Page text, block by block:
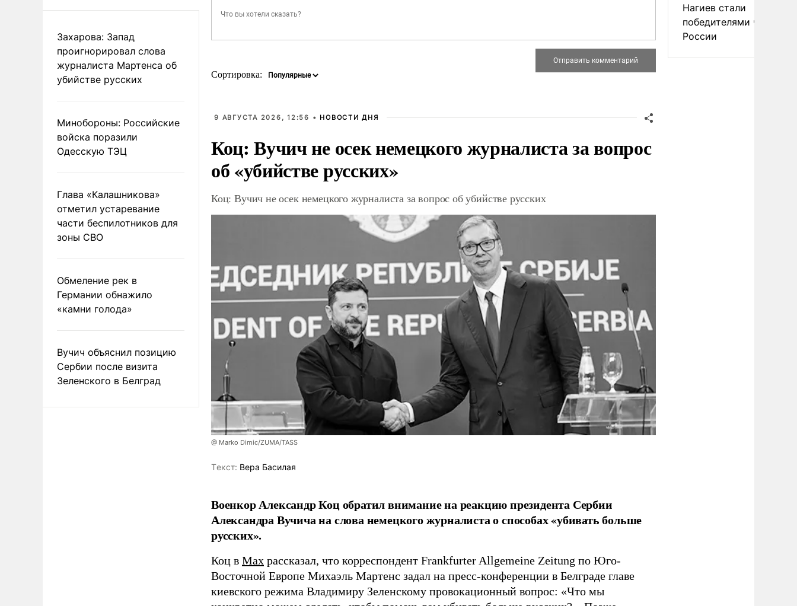
Захарова: Запад
проигнорировал слова
журналиста Мартенса об
убийстве русских
Минобороны: Российские
войска поразили
Одесскую ТЭЦ
Глава «Калашникова»
отметил устаревание
части беспилотников для
зоны СВО
Обмеление рек в
Германии обнажило
«камни голода»
Вучич объяснил позицию
Сербии после визита
Зеленского в Белград
Сортировка:
9 АВГУСТА 2026, 12:56 • НОВОСТИ ДНЯ
Коц: Вучич не осек немецкого журналиста за вопрос
об «убийстве русских»
Коц: Вучич не осек немецкого журналиста за вопрос об убийстве русских
@ Marko Dimic/ZUMA/TASS
Tекст: Вера Басилая
Военкор Александр Коц обратил внимание на реакцию президента Сербии
Александра Вучича на слова немецкого журналиста о способах «убивать больше
русских».
Коц в Мах рассказал, что корреспондент Frankfurter Allgemeine Zeitung по Юго-
Восточной Европе Михаэль Мартенс задал на пресс-конференции в Белграде главе
киевского режима Владимиру Зеленскому провокационный вопрос: «Что мы
Нагиев стали
победителями
России